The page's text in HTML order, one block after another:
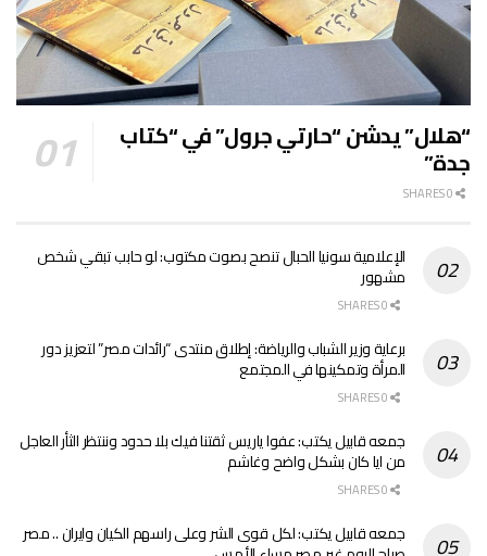
“هلال” يدشن “حارتي جرول” في “كتاب
جدة”
الإعلامية سونيا الحبال تنصح بصوت مكتوب: لو حابب تبقي شخص
مشهور
برعاية وزير الشباب والرياضة: إطلاق منتدى “رائدات مصر” لتعزيز دور
المرأة وتمكينها في المجتمع
جمعه قابيل يكتب: عفوا ياريس ثقتنا فيك بلا حدود وننتظر الثأر العاجل
من ايا كان بشكل واضح وغاشم
جمعه قابيل يكتب: لكل قوى الشر وعلى راسهم الكيان وايران .. مصر